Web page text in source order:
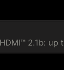
2.1b: up